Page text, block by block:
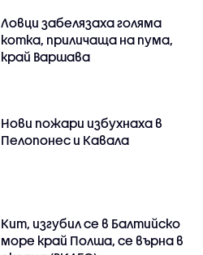
Ловци забелязаха голяма
котка, приличаща на пума,
край Варшава
Нови пожари избухнаха в
Пелопонес и Кавала
Кит, изгубил се в Балтийско
море край Полша, се върна в